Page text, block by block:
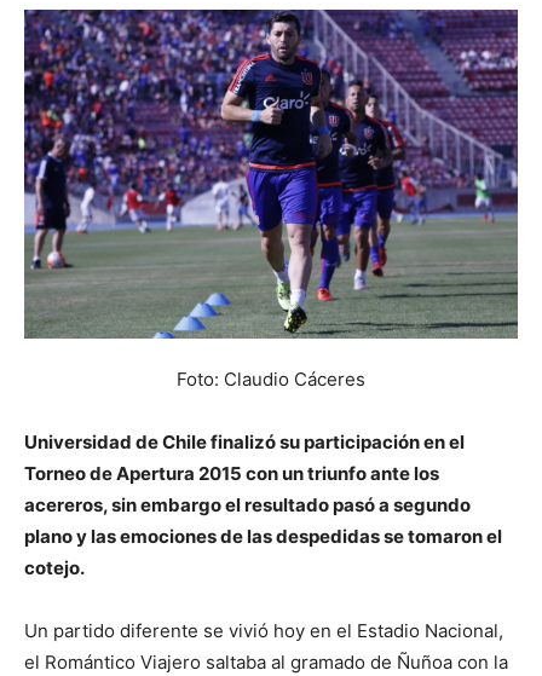
Foto: Claudio Cáceres
Universidad de Chile finalizó su participación en el
Torneo de Apertura 2015 con un triunfo ante los
acereros, sin embargo el resultado pasó a segundo
plano y las emociones de las despedidas se tomaron el
cotejo.
Un partido diferente se vivió hoy en el Estadio Nacional,
el Romántico Viajero saltaba al gramado de Ñuñoa con la